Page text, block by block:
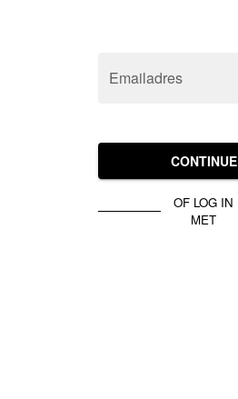
Emailadres
CONTINUE
OF LOG IN
MET